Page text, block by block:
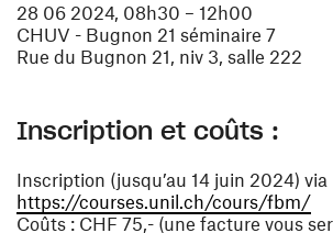
28 06 2024, 08h30 – 12h00
CHUV - Bugnon 21 séminaire 7
Rue du Bugnon 21, niv 3, salle 222
Inscription et coûts :
Inscription (jusqu’au 14 juin 2024) via
https://courses.unil.ch/cours/fbm/
Coûts : CHF 75,- (une facture vous